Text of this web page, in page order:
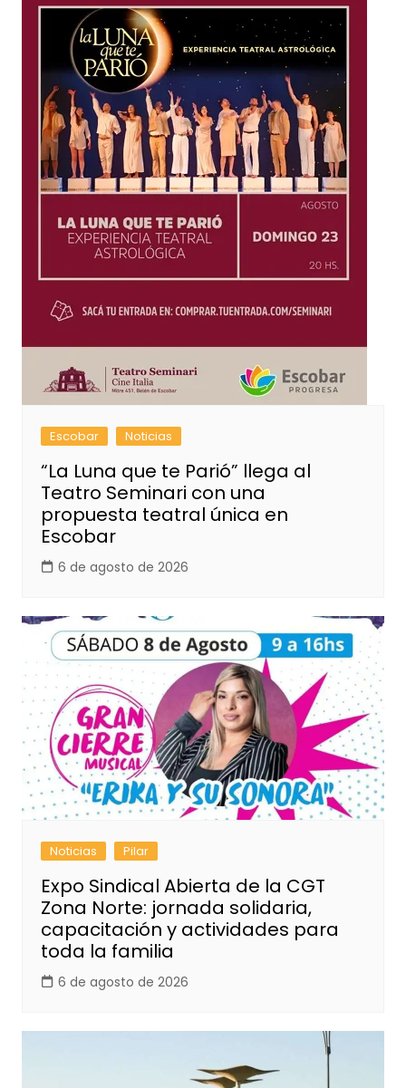
Escobar Noticias
“La Luna que te Parió” llega al
Teatro Seminari con una
propuesta teatral única en
Escobar
6 de agosto de 2026
Noticias Pilar
Expo Sindical Abierta de la CGT
Zona Norte: jornada solidaria,
capacitación y actividades para
toda la familia
6 de agosto de 2026